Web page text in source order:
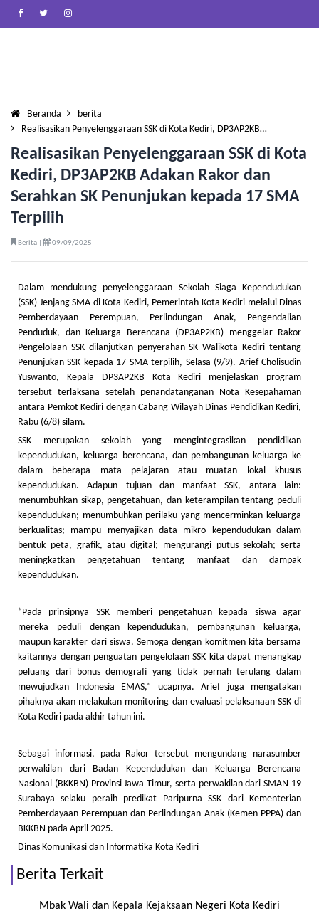
Beranda
berita
Realisasikan Penyelenggaraan SSK di Kota Kediri, DP3AP2KB…
Realisasikan Penyelenggaraan SSK di Kota
Kediri, DP3AP2KB Adakan Rakor dan
Serahkan SK Penunjukan kepada 17 SMA
Terpilih
Berita | 09/09/2025
Dalam mendukung penyelenggaraan Sekolah Siaga Kependudukan
(SSK) Jenjang SMA di Kota Kediri, Pemerintah Kota Kediri melalui Dinas
Pemberdayaan Perempuan, Perlindungan Anak, Pengendalian
Penduduk, dan Keluarga Berencana (DP3AP2KB) menggelar Rakor
Pengelolaan SSK dilanjutkan penyerahan SK Walikota Kediri tentang
Penunjukan SSK kepada 17 SMA terpilih, Selasa (9/9). Arief Cholisudin
Yuswanto, Kepala DP3AP2KB Kota Kediri menjelaskan program
tersebut terlaksana setelah penandatanganan Nota Kesepahaman
antara Pemkot Kediri dengan Cabang Wilayah Dinas Pendidikan Kediri,
Rabu (6/8) silam.
SSK merupakan sekolah yang mengintegrasikan pendidikan
kependudukan, keluarga berencana, dan pembangunan keluarga ke
dalam beberapa mata pelajaran atau muatan lokal khusus
kependudukan. Adapun tujuan dan manfaat SSK, antara lain:
menumbuhkan sikap, pengetahuan, dan keterampilan tentang peduli
kependudukan; menumbuhkan perilaku yang mencerminkan keluarga
berkualitas; mampu menyajikan data mikro kependudukan dalam
bentuk peta, grafik, atau digital; mengurangi putus sekolah; serta
meningkatkan pengetahuan tentang manfaat dan dampak
kependudukan.
“Pada prinsipnya SSK memberi pengetahuan kepada siswa agar
mereka peduli dengan kependudukan, pembangunan keluarga,
maupun karakter dari siswa. Semoga dengan komitmen kita bersama
kaitannya dengan penguatan pengelolaan SSK kita dapat menangkap
peluang dari bonus demografi yang tidak pernah terulang dalam
mewujudkan Indonesia EMAS,” ucapnya. Arief juga mengatakan
pihaknya akan melakukan monitoring dan evaluasi pelaksanaan SSK di
Kota Kediri pada akhir tahun ini.
Sebagai informasi, pada Rakor tersebut mengundang narasumber
perwakilan dari Badan Kependudukan dan Keluarga Berencana
Nasional (BKKBN) Provinsi Jawa Timur, serta perwakilan dari SMAN 19
Surabaya selaku peraih predikat Paripurna SSK dari Kementerian
Pemberdayaan Perempuan dan Perlindungan Anak (Kemen PPPA) dan
BKKBN pada April 2025.
Dinas Komunikasi dan Informatika Kota Kediri
Berita Terkait
Mbak Wali dan Kepala Kejaksaan Negeri Kota Kediri